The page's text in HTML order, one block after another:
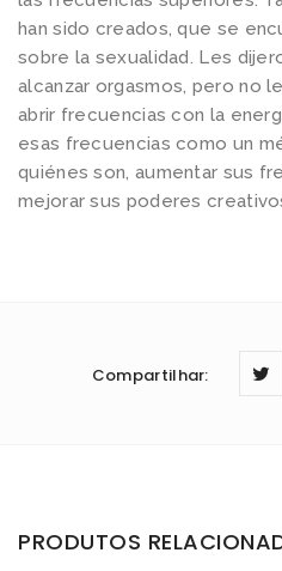
han sido creados, que se
sobre la sexualidad. Les
alcanzar orgasmos, pero no
abrir frecuencias con la
esas frecuencias como un
quiénes son, aumentar sus
mejorar sus poderes
Compartilhar:
PRODUTOS